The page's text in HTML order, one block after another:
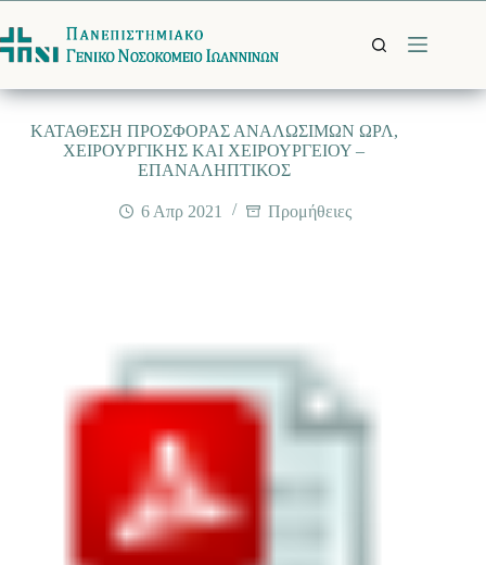
στο
περιεχόμενο
ΚΑΤΑΘΕΣΗ ΠΡΟΣΦΟΡΑΣ ΑΝΑΛΩΣΙΜΩΝ ΩΡΛ,
ΧΕΙΡΟΥΡΓΙΚΗΣ ΚΑΙ ΧΕΙΡΟΥΡΓΕΙΟΥ –
ΕΠΑΝΑΛΗΠΤΙΚΟΣ
6 Απρ 2021 Προμήθειες